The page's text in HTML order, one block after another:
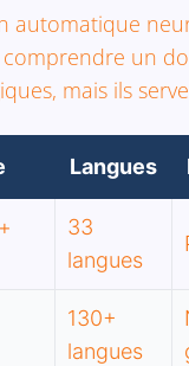
automatique
un
mais ils
Langues
33
langues
130+
langues